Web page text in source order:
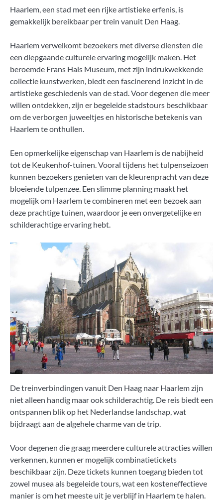
Haarlem, een stad met een rijke artistieke erfenis, is
gemakkelijk bereikbaar per trein vanuit Den Haag.
Haarlem verwelkomt bezoekers met diverse diensten die
een diepgaande culturele ervaring mogelijk maken. Het
beroemde Frans Hals Museum, met zijn indrukwekkende
collectie kunstwerken, biedt een fascinerend inzicht in de
artistieke geschiedenis van de stad. Voor degenen die meer
willen ontdekken, zijn er begeleide stadstours beschikbaar
om de verborgen juweeltjes en historische betekenis van
Haarlem te onthullen.
Een opmerkelijke eigenschap van Haarlem is de nabijheid
tot de Keukenhof-tuinen. Vooral tijdens het tulpenseizoen
kunnen bezoekers genieten van de kleurenpracht van deze
bloeiende tulpenzee. Een slimme planning maakt het
mogelijk om Haarlem te combineren met een bezoek aan
deze prachtige tuinen, waardoor je een onvergetelijke en
schilderachtige ervaring hebt.
De treinverbindingen vanuit Den Haag naar Haarlem zijn
niet alleen handig maar ook schilderachtig. De reis biedt een
ontspannen blik op het Nederlandse landschap, wat
bijdraagt aan de algehele charme van de trip.
Voor degenen die graag meerdere culturele attracties willen
verkennen, kunnen er mogelijk combinatietickets
beschikbaar zijn. Deze tickets kunnen toegang bieden tot
zowel musea als begeleide tours, wat een kosteneffectieve
manier is om het meeste uit je verblijf in Haarlem te halen.